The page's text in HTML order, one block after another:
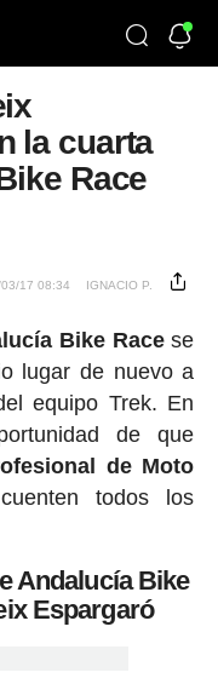
la cuarta
Race
17 08:34 IGNACIO P.
Bike Racese
lugar de nuevo a
equipo Trek. En
de que
de Moto
todos los
Andalucía Bike
Espargaró